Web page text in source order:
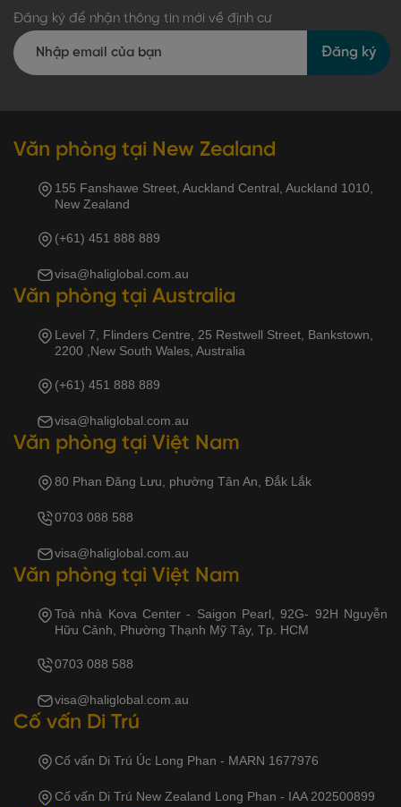
Đăng ký để nhận thông tin mới về định cư
Đăng ký
Văn phòng tại New Zealand
155 Fanshawe Street, Auckland Central, Auckland 1010,
New Zealand
(+61) 451 888 889
visa@haliglobal.com.au
Văn phòng tại Australia
Level 7, Flinders Centre, 25 Restwell Street, Bankstown,
2200 ,New South Wales, Australia
(+61) 451 888 889
visa@haliglobal.com.au
Văn phòng tại Việt Nam
80 Phan Đăng Lưu, phường Tân An, Đắk Lắk
0703 088 588
visa@haliglobal.com.au
Văn phòng tại Việt Nam
Toà nhà Kova Center - Saigon Pearl, 92G- 92H Nguyễn
Hữu Cảnh, Phường Thạnh Mỹ Tây, Tp. HCM
0703 088 588
visa@haliglobal.com.au
Cố vấn Di Trú
Cố vấn Di Trú Úc Long Phan - MARN 1677976
Cố vấn Di Trú New Zealand Long Phan - IAA 202500899